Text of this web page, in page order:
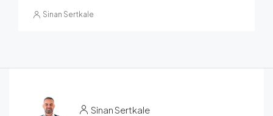
Sinan Sertkale
Sinan Sertkale